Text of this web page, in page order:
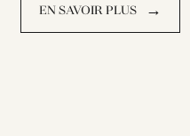
EN SAVOIR PLUS →